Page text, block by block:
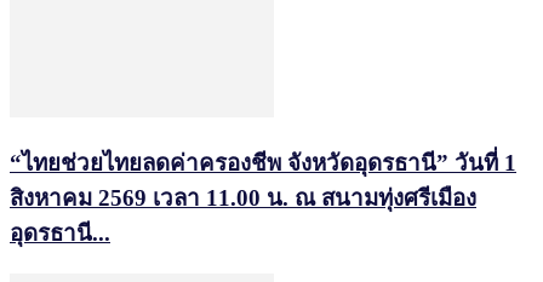
“ไทยช่วยไทยลดค่าครองชีพ จังหวัดอุดรธานี” วันที่ 1
สิงหาคม 2569 เวลา 11.00 น. ณ สนามทุ่งศรีเมือง
อุดรธานี...